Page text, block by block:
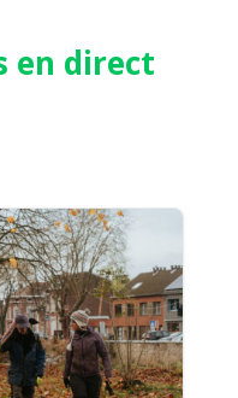
en direct